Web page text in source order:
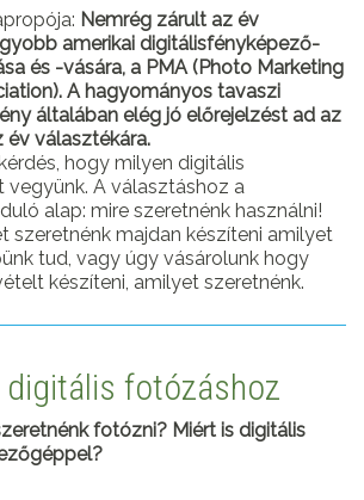
Nemrég zárult az év
amerikai digitálisfényképező-
és -vására, a PMA (Photo Marketing
A hagyományos tavaszi
általában elég jó előrejelzést ad az
év választékára.
hogy milyen digitális
A választáshoz a
alap: mire szeretnénk használni!
szeretnénk majdan készíteni amilyet
tud, vagy úgy vásárolunk hogy
készíteni, amilyet szeretnénk.
digitális fotózáshoz
fotózni? Miért is digitális